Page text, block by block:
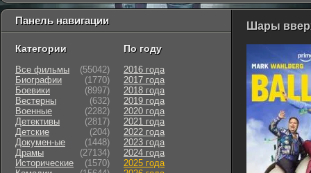
Шары
Панель навигации
Категории
Все фильмы
(55042)
Биографии
(1770)
Боевики
(8997)
Вестерны
(632)
Военные
(2282)
Детективы
(2817)
Детские
(204)
Докумен-ые
(1448)
Драмы
(27134)
Исторические
(1570)
По году
2016 года
2017 года
2018 года
2019 года
2020 года
2021 года
2022 года
2023 года
2024 года
2025 года